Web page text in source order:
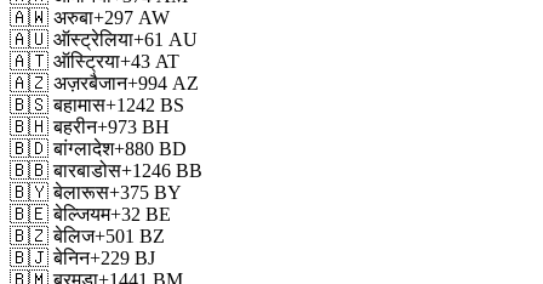
🇦🇼 अरुबा+297 AW
🇦🇺 ऑस्ट्रेलिया+61 AU
🇦🇹 ऑस्ट्रिया+43 AT
🇦🇿 अज़रबैजान+994 AZ
🇧🇸 बहामास+1242 BS
🇧🇭 बहरीन+973 BH
🇧🇩 बांग्लादेश+880 BD
🇧🇧 बारबाडोस+1246 BB
🇧🇾 बेलारूस+375 BY
🇧🇪 बेल्जियम+32 BE
🇧🇿 बेलिज+501 BZ
🇧🇯 बेनिन+229 BJ
🇧🇲 बरमुडा+1441 BM